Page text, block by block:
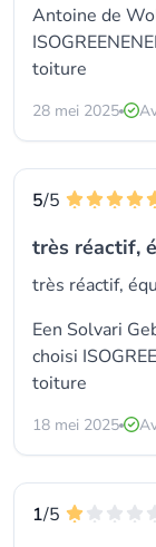
Antoine de
toiture
28 mei 2025
5/5
très réactif,
très réactif,
Een Solvari
choisi
toiture
18 mei 2025
1/5